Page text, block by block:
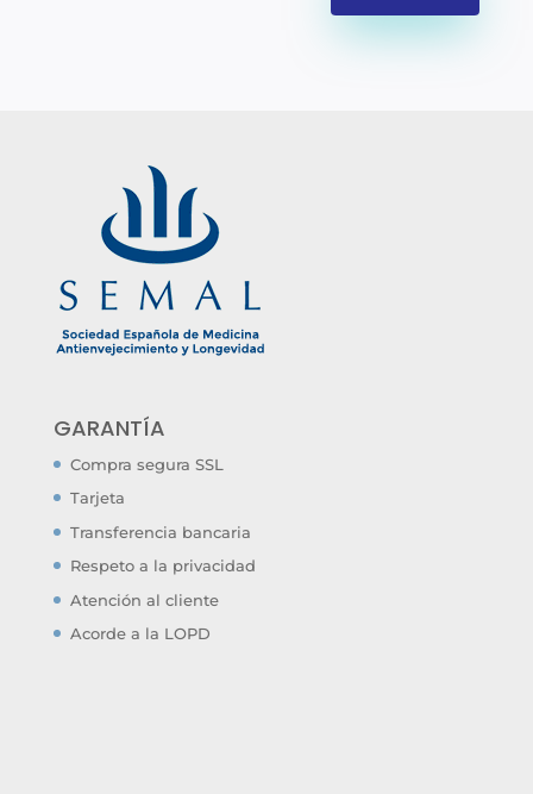
GARANTÍA
Compra segura SSL
Tarjeta
Transferencia bancaria
Respeto a la privacidad
Atención al cliente
Acorde a la LOPD